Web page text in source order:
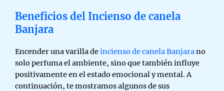
Beneficios del Incienso de canela
Banjara
Encender una varilla deincienso de canela Banjarano
solo perfuma el ambiente, sino que también influye
positivamente en el estado emocional y mental. A
continuación, te mostramos algunos de sus